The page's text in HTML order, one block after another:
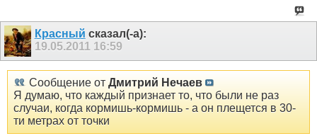
Красный сказал(-а):
19.05.2011 16:59
Сообщение от Дмитрий Нечаев
Я думаю, что каждый признает то, что были не раз
случаи, когда кормишь-кормишь - а он плещется в 30-
ти метрах от точки